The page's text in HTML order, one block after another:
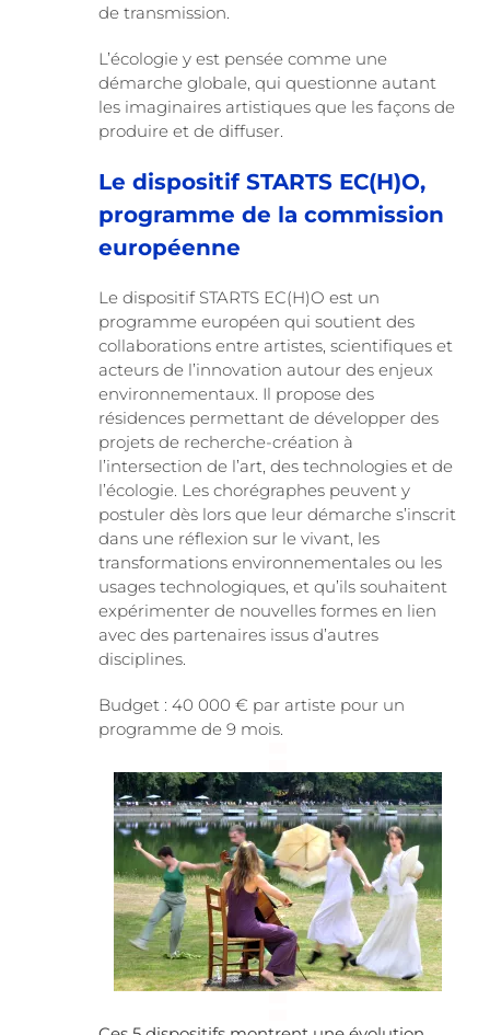
de transmission.
L’écologie y est pensée comme une
démarche globale, qui questionne autant
les imaginaires artistiques que les façons de
produire et de diffuser.
Le dispositif STARTS EC(H)O,
programme de la commission
européenne
Le dispositif STARTS EC(H)O est un
programme européen qui soutient des
collaborations entre artistes, scientifiques et
acteurs de l’innovation autour des enjeux
environnementaux. Il propose des
résidences permettant de développer des
projets de recherche-création à
l’intersection de l’art, des technologies et de
l’écologie. Les chorégraphes peuvent y
postuler dès lors que leur démarche s’inscrit
dans une réflexion sur le vivant, les
transformations environnementales ou les
usages technologiques, et qu’ils souhaitent
expérimenter de nouvelles formes en lien
avec des partenaires issus d’autres
disciplines.
Budget : 40 000 € par artiste pour un
programme de 9 mois.